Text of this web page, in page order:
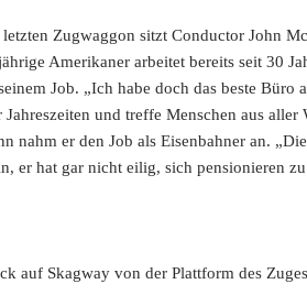
Zugwaggon sitzt Conductor John
Amerikaner arbeitet bereits seit 30
Job. „Ich habe doch das beste Büro
Jahreszeiten und treffe Menschen aus
nahm er den Job als Eisenbahner an.
er hat gar nicht eilig, sich pensionieren
auf Skagway von der Plattform des